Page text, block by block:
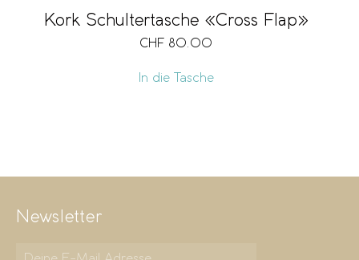
Kork Schultertasche «Cross Flap»
CHF 80.00
In die Tasche
Newsletter